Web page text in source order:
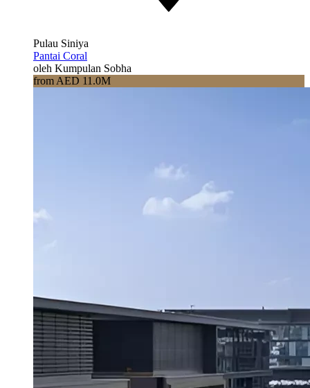
Pulau Siniya
Pantai Coral
oleh Kumpulan Sobha
from AED 11.0M